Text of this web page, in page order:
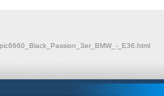
_E36.html